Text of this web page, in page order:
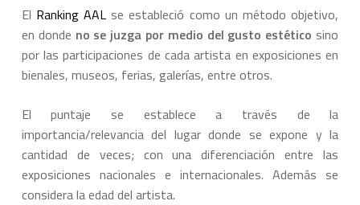
El Ranking AAL se estableció como un método objetivo,
en donde no se juzga por medio del gusto estético sino
por las participaciones de cada artista en exposiciones en
bienales, museos, ferias, galerías, entre otros.
El puntaje se establece a través de la
importancia/relevancia del lugar donde se expone y la
cantidad de veces; con una diferenciación entre las
exposiciones nacionales e internacionales. Además se
considera la edad del artista.